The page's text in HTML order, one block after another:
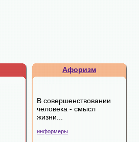
Афоризм
В совершенствовании
человека - смысл
жизни...
информеры